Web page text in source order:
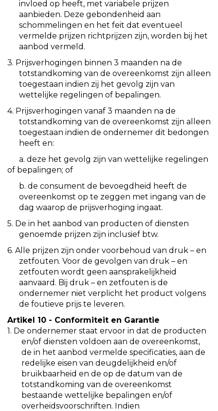
invloed op heeft, met variabele prijzen
aanbieden. Deze gebondenheid aan
schommelingen en het feit dat eventueel
vermelde prijzen richtprijzen zijn, worden bij het
aanbod vermeld.
3. Prijsverhogingen binnen 3 maanden na de
totstandkoming van de overeenkomst zijn alleen
toegestaan indien zij het gevolg zijn van
wettelijke regelingen of bepalingen.
4. Prijsverhogingen vanaf 3 maanden na de
totstandkoming van de overeenkomst zijn alleen
toegestaan indien de ondernemer dit bedongen
heeft en:
a. deze het gevolg zijn van wettelijke regelingen
of bepalingen; of
b. de consument de bevoegdheid heeft de
overeenkomst op te zeggen met ingang van de
dag waarop de prijsverhoging ingaat.
5. De in het aanbod van producten of diensten
genoemde prijzen zijn inclusief btw.
6. Alle prijzen zijn onder voorbehoud van druk – en
zetfouten. Voor de gevolgen van druk – en
zetfouten wordt geen aansprakelijkheid
aanvaard. Bij druk – en zetfouten is de
ondernemer niet verplicht het product volgens
de foutieve prijs te leveren.
Artikel 10 - Conformiteit en Garantie
1. De ondernemer staat ervoor in dat de producten
en/of diensten voldoen aan de overeenkomst,
de in het aanbod vermelde specificaties, aan de
redelijke eisen van deugdelijkheid en/of
bruikbaarheid en de op de datum van de
totstandkoming van de overeenkomst
bestaande wettelijke bepalingen en/of
overheidsvoorschriften. Indien